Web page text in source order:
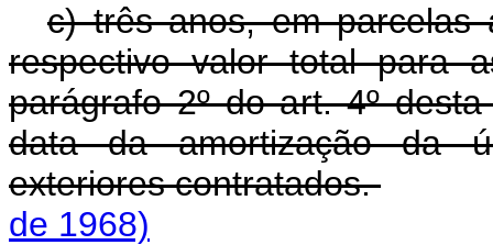
c) três anos, em parcelas
respectivo valor total para
parágrafo 2º do art. 4º
data da amortização da
exteriores contratados.
de 1968)